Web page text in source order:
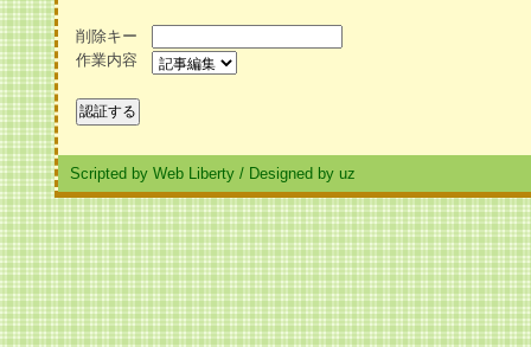
削除キー
作業内容
Scripted by Web Liberty / Designed by uz